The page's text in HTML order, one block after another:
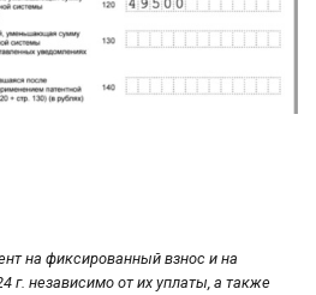
на фиксированный взнос и на
г. независимо от их уплаты, а также